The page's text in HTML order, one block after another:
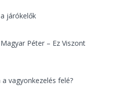
járókelők
Péter – Ez Viszont
vagyonkezelés felé?